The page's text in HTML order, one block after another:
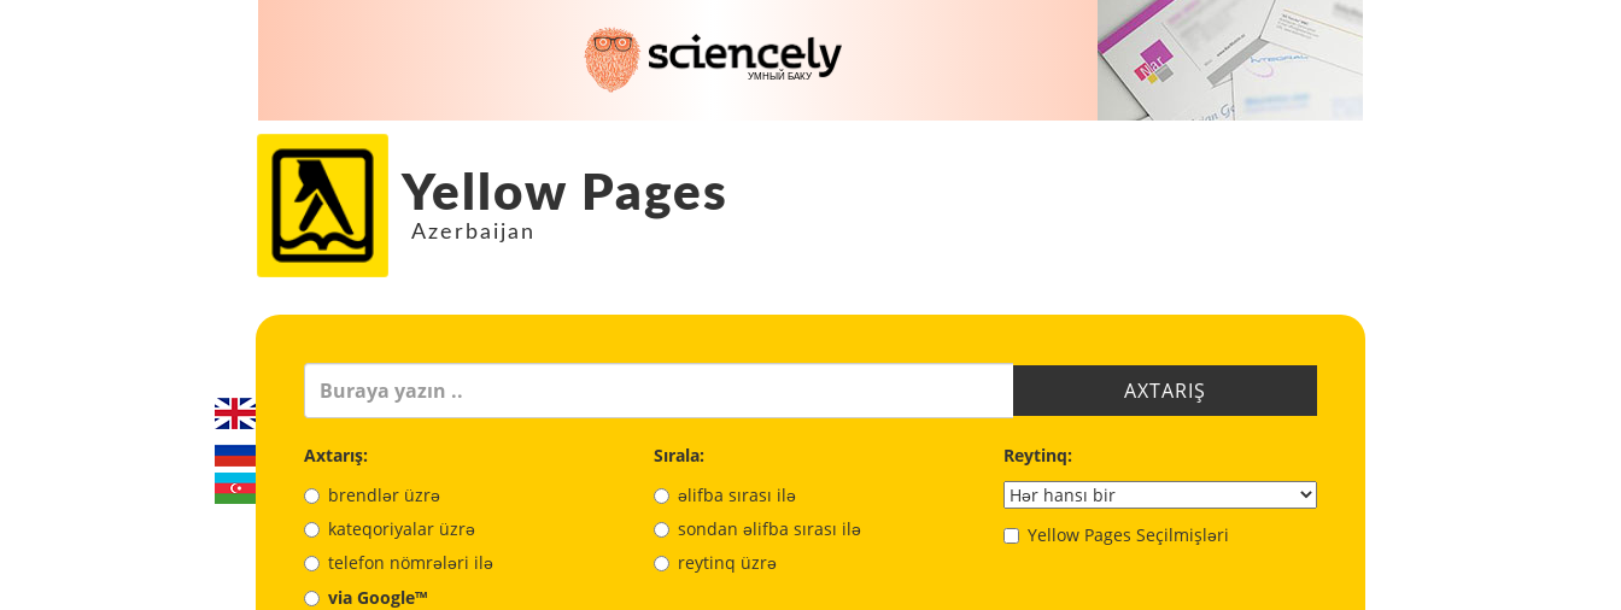
Yellow Pages
Azerbaijan
AXTARIŞ
Axtarış:
brendlər üzrə
kateqoriyalar üzrə
telefon nömrələri ilə
via Google™
Sırala:
əlifba sırası ilə
sondan əlifba sırası ilə
reytinq üzrə
Reytinq:
Yellow Pages Seçilmişləri